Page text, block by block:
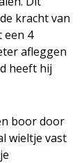
kracht van
een 4
afleggen
heeft hij
boor door
wieltje vast